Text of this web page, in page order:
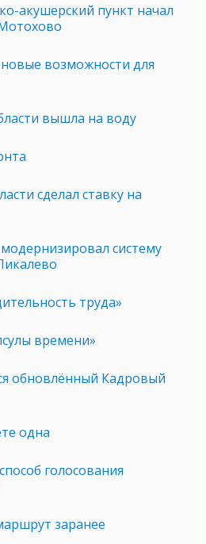
акушерский пункт начал
возможности для
вышла на воду
сделал ставку на
систему
труда»
времени»
обновлённый Кадровый
одна
голосования
заранее